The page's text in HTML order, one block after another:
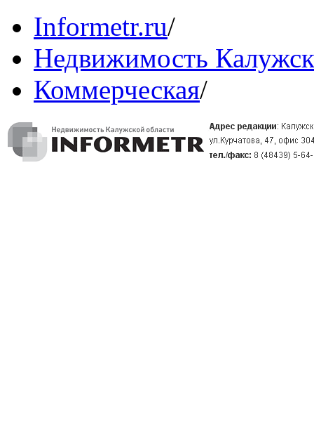
Informetr.ru/
Недвижимость
Коммерческая/